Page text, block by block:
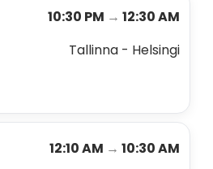
10:30 PM → 12:30 AM
Tallinna - Helsingi
12:10 AM → 10:30 AM